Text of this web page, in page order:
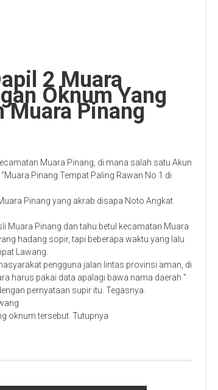
2 Muara
Oknum Yang
Muara Pinang
Muara Pinang, di mana salah satu Akun
Pinang Tempat Paling Rawan No 1 di
Pinang yang akrab disapa Noto Angkat
Muara Pinang dan tahu betul kecamatan Muara
hadang sopir, tapi beberapa waktu yang lalu
Lawang.
pengguna jalan lintas provinsi aman, di
harus pakai data apalagi bawa nama daerah ”
pernyataan supir itu. Tegasnya.
oknum tersebut. Tutupnya